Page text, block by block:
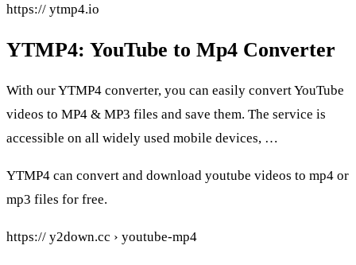
https:// ytmp4.io
YTMP4: YouTube to Mp4 Converter
With our YTMP4 converter, you can easily convert YouTube
videos to MP4 & MP3 files and save them. The service is
accessible on all widely used mobile devices, …
YTMP4 can convert and download youtube videos to mp4 or
mp3 files for free.
https:// y2down.cc › youtube-mp4